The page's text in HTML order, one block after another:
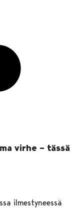
virhe – tässä
ilmestyneessä